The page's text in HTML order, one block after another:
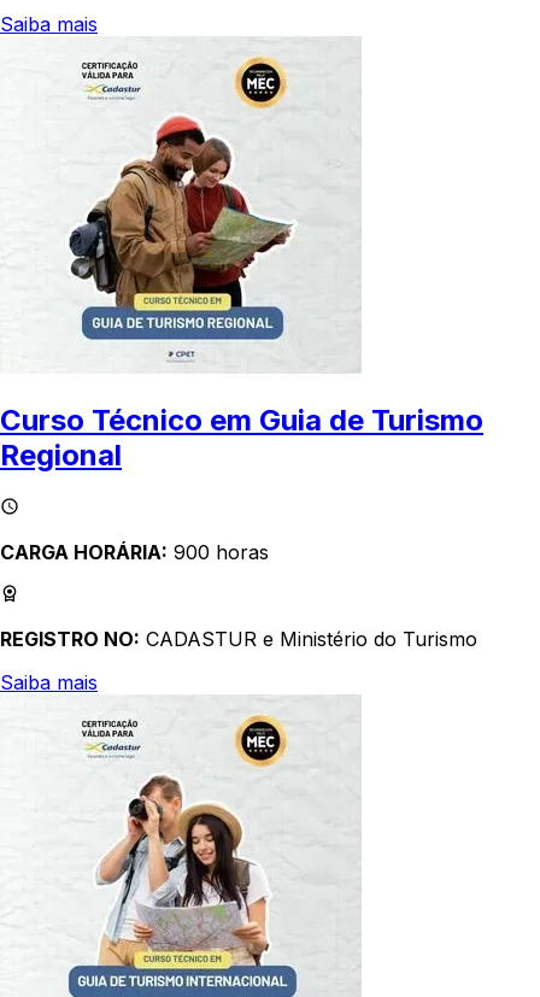
Saiba mais
Curso Técnico em Guia de Turismo
Regional
CARGA HORÁRIA: 900 horas
REGISTRO NO: CADASTUR e Ministério do Turismo
Saiba mais